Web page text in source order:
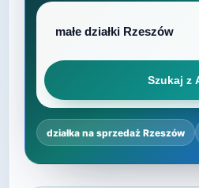
Szukaj z
działka na sprzedaż Rzeszów